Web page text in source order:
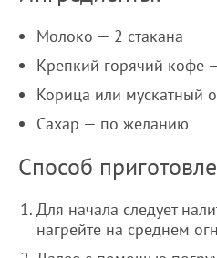
Молоко — 2 стакана
Крепкий горячий кофе
Корица или мускатный
Сахар — по желанию
Способ
Для начала следует
нагрейте на среднем